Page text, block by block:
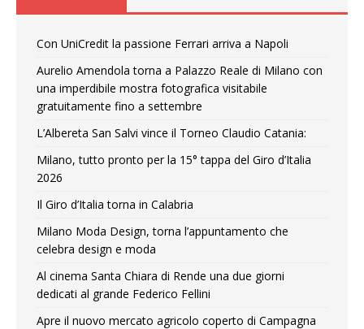
Con UniCredit la passione Ferrari arriva a Napoli
Aurelio Amendola torna a Palazzo Reale di Milano con
una imperdibile mostra fotografica visitabile
gratuitamente fino a settembre
L’Albereta San Salvi vince il Torneo Claudio Catania:
Milano, tutto pronto per la 15° tappa del Giro d’Italia
2026
Il Giro d’Italia torna in Calabria
Milano Moda Design, torna l’appuntamento che
celebra design e moda
Al cinema Santa Chiara di Rende una due giorni
dedicati al grande Federico Fellini
Apre il nuovo mercato agricolo coperto di Campagna